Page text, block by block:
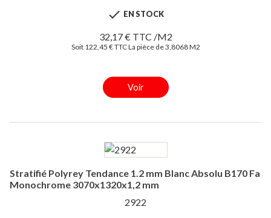
 EN STOCK
32,17 € TTC /M2
Soit 122,45 € TTC La pièce de 3,8068 M2
Voir
Stratifié Polyrey Tendance 1.2 mm Blanc Absolu B170 Fa
Monochrome 3070x1320x1,2 mm
2922